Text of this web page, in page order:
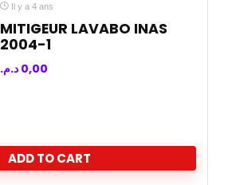
Il y a 4 ans
MITIGEUR LAVABO INAS
2004-1
0,00 د.م.
ADD TO CART